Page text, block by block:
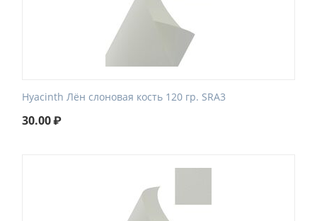
Hyacinth Лён слоновая кость 120 гр. SRA3
30.00₽